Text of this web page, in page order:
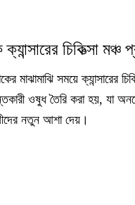
চিকিত্সা
মাঝামাঝি সময়ে ক্যান্সারের
ওষুধ তৈরি করা হয়, যা
নতুন আশা দেয়।